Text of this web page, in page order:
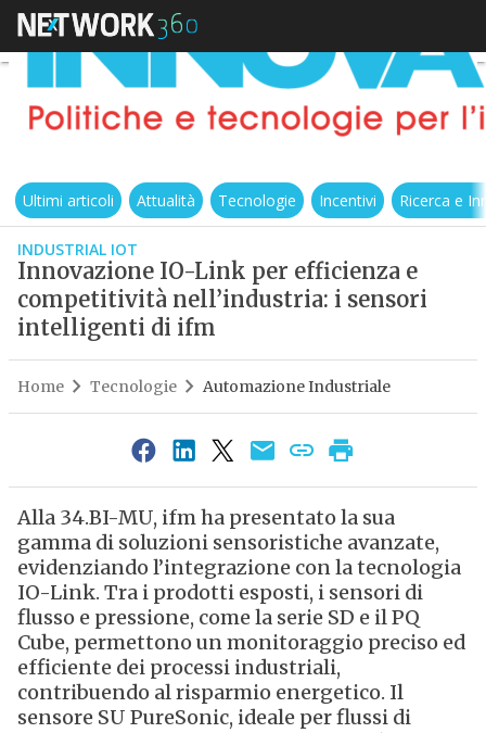
Ultimi articoli Attualità Tecnologie Incentivi Ricerca e
INDUSTRIAL IOT
Innovazione IO-Link per efficienza e
competitività nell’industria: i sensori
intelligenti di ifm
Home Tecnologie Automazione Industriale
Alla 34.BI-MU, ifm ha presentato la sua
gamma di soluzioni sensoristiche avanzate,
evidenziando l’integrazione con la tecnologia
IO-Link. Tra i prodotti esposti, i sensori di
flusso e pressione, come la serie SD e il PQ
Cube, permettono un monitoraggio preciso ed
efficiente dei processi industriali,
contribuendo al risparmio energetico. Il
sensore SU PureSonic, ideale per flussi di